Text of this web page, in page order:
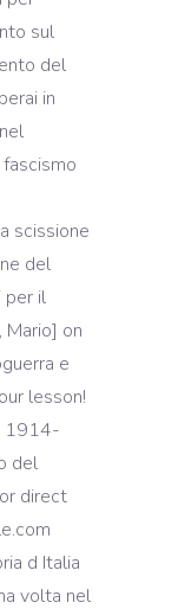
sul
del
in
scissione
del
per il
on
e
lesson!
1914-
del
direct
d Italia
volta nel